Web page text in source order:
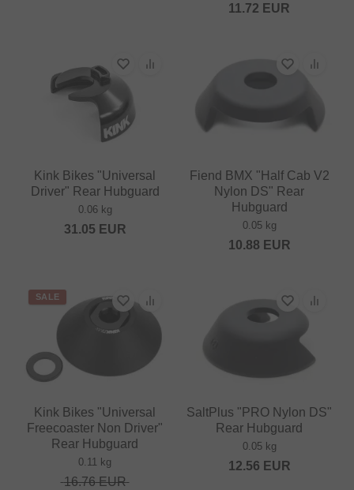
11.72 EUR
Kink Bikes "Universal
Driver" Rear Hubguard
0.06 kg
31.05 EUR
Fiend BMX "Half Cab V2
Nylon DS" Rear
Hubguard
0.05 kg
10.88 EUR
SALE
Kink Bikes "Universal
Freecoaster Non Driver"
Rear Hubguard
0.11 kg
16.76EUR
SaltPlus "PRO Nylon DS"
Rear Hubguard
0.05 kg
12.56 EUR